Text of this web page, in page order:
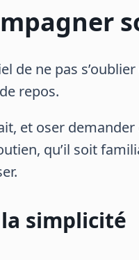
de ne pas
repos.
et oser demander
qu’il soit
simplicité